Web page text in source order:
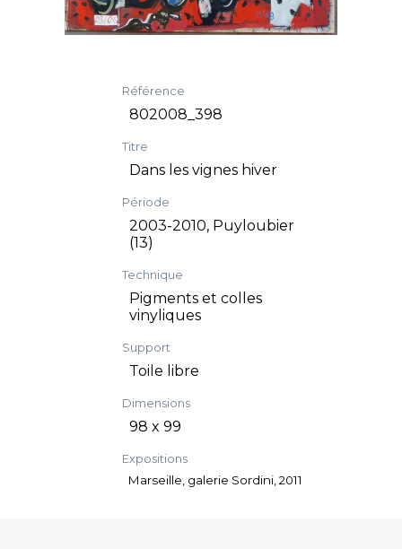
Référence
802008_398
Titre
Dans les vignes hiver
Période
2003-2010, Puyloubier
(13)
Technique
Pigments et colles
vinyliques
Support
Toile libre
Dimensions
98 x 99
Expositions
Marseille, galerie Sordini, 2011